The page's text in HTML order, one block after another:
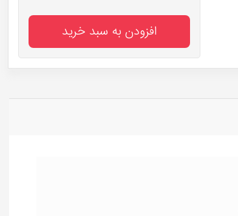
افزودن به سبد خرید